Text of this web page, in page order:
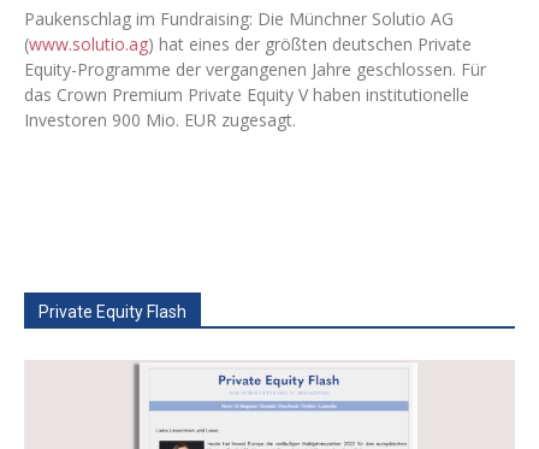
Paukenschlag im Fundraising: Die Münchner Solutio AG
(www.solutio.ag) hat eines der größten deutschen Private
Equity-Programme der vergangenen Jahre geschlossen. Für
das Crown Premium Private Equity V haben institutionelle
Investoren 900 Mio. EUR zugesagt.
Private Equity Flash